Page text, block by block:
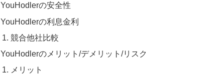
YouHodlerの安全性
YouHodlerの利息金利
競合他社比較
YouHodlerのメリット/デメリット/リスク
メリット